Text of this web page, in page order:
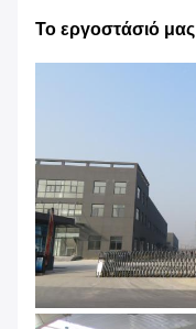
Το εργοστάσιό μας